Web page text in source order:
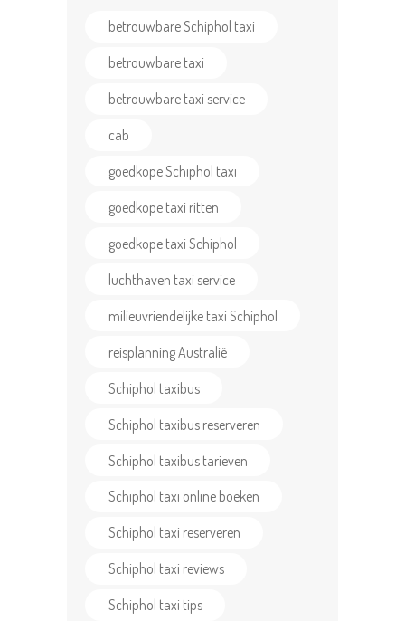
betrouwbare Schiphol taxi
betrouwbare taxi
betrouwbare taxi service
cab
goedkope Schiphol taxi
goedkope taxi ritten
goedkope taxi Schiphol
luchthaven taxi service
milieuvriendelijke taxi Schiphol
reisplanning Australië
Schiphol taxibus
Schiphol taxibus reserveren
Schiphol taxibus tarieven
Schiphol taxi online boeken
Schiphol taxi reserveren
Schiphol taxi reviews
Schiphol taxi tips